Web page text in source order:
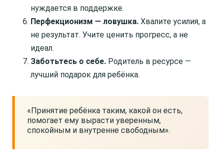
нуждается в поддержке.
Перфекционизм — ловушка. Хвалите усилия, а
не результат. Учите ценить прогресс, а не
идеал.
Заботьтесь о себе. Родитель в ресурсе —
лучший подарок для ребёнка.
«Принятие ребёнка таким, какой он есть,
помогает ему вырасти уверенным,
спокойным и внутренне свободным».